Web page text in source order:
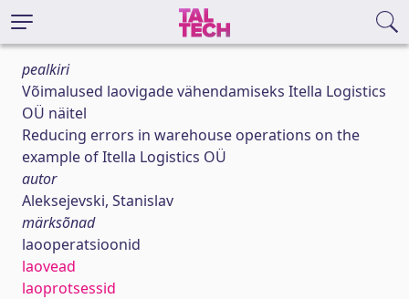
pealkiri
Võimalused laovigade vähendamiseks Itella Logistics
OÜ näitel
Reducing errors in warehouse operations on the
example of Itella Logistics OÜ
autor
Aleksejevski, Stanislav
märksõnad
laooperatsioonid
laovead
laoprotsessid